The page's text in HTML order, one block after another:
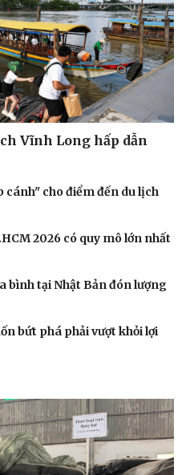
Giải trí
Vĩnh Long hấp dẫn
cho điểm đến du lịch
2026 có quy mô lớn nhất
bình tại Nhật Bản đón lượng
bứt phá phải vượt khỏi lợi